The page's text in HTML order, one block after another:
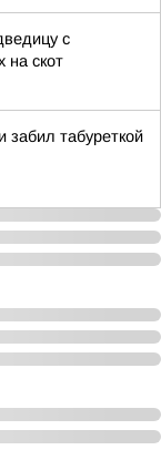
с
на скот
табуреткой